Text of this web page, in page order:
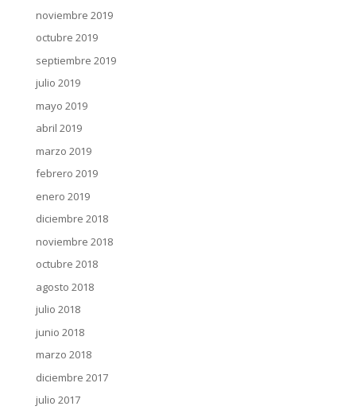
noviembre 2019
octubre 2019
septiembre 2019
julio 2019
mayo 2019
abril 2019
marzo 2019
febrero 2019
enero 2019
diciembre 2018
noviembre 2018
octubre 2018
agosto 2018
julio 2018
junio 2018
marzo 2018
diciembre 2017
julio 2017